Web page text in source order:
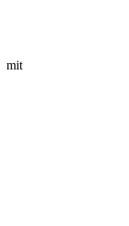
mit